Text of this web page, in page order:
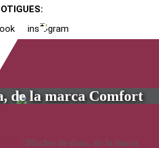
instagram
de la marca Comfort
/ Blucher de dona, de la marca